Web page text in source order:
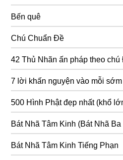
Bến quê
Chú Chuẩn Đề
42 Thủ Nhãn ấn pháp theo chú
7 lời khấn nguyện vào mỗi sớm
500 Hình Phật đẹp nhất (khổ
Bát Nhã Tâm Kinh (Bát Nhã
Bát Nhã Tâm Kinh Tiếng Phạn